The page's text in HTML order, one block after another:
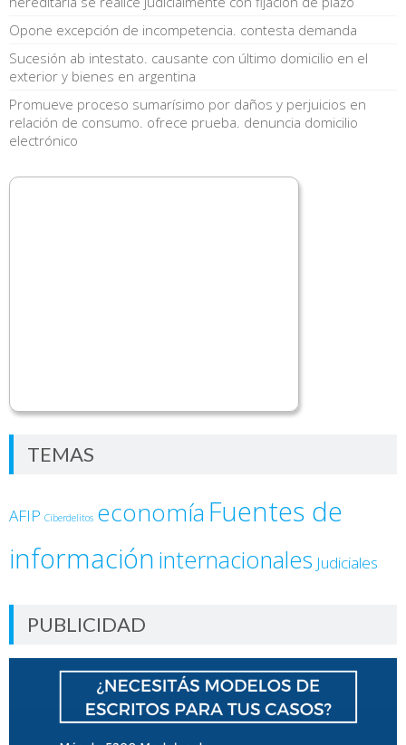
Opone excepción de incompetencia. contesta demanda
Sucesión ab intestato. causante con último domicilio en el
exterior y bienes en argentina
Promueve proceso sumarísimo por daños y perjuicios en
relación de consumo. ofrece prueba. denuncia domicilio
electrónico
TEMAS
AFIP Ciberdelitos economía Fuentes de
información internacionales Judiciales
PUBLICIDAD